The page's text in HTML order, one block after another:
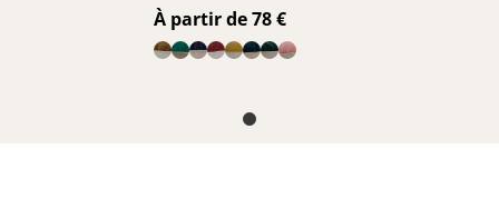
Prix
À partir de 78 €